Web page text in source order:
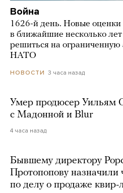
Война
1626-й день. Новые
в ближайшие несколько
решиться на ограниченную
НАТО
НОВОСТИ 3 часа назад
Умер продюсер Уильям
с Мадонной и Blur
4 часа назад
Бывшему директору
Протопопову назначили
по делу о продаже квир-